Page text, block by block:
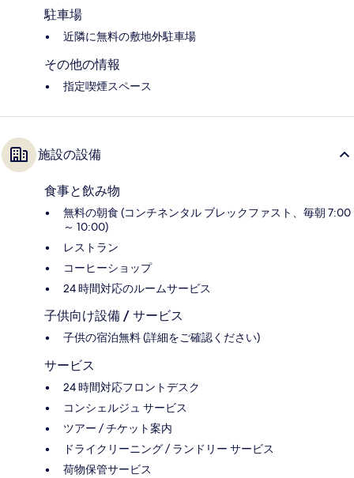
駐車場
近隣に無料の敷地外駐車場
その他の情報
指定喫煙スペース
施設の設備
食事と飲み物
無料の朝食 (コンチネンタル ブレックファスト、毎朝 7:00
～ 10:00)
レストラン
コーヒーショップ
24 時間対応のルームサービス
子供向け設備 / サービス
子供の宿泊無料 (詳細をご確認ください)
サービス
24 時間対応フロントデスク
コンシェルジュ サービス
ツアー / チケット案内
ドライクリーニング / ランドリー サービス
荷物保管サービス